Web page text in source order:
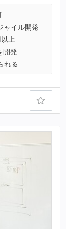
ャイル開発
上
開発
れる